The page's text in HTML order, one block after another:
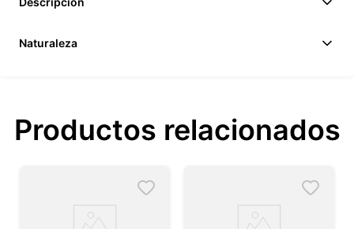
Naturaleza
Productos relacionados